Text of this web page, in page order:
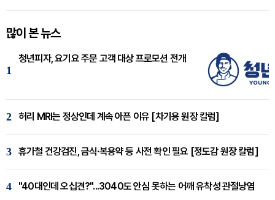
많이 본 뉴스
1
청년피자, 요기요 주문 고객 대상 프로모션 전개
2 허리 MRI는 정상인데 계속 아픈 이유 [차기용 원장 칼럼]
3 휴가철 건강검진, 금식·복용약 등 사전 확인 필요 [정도감 원장 칼럼]
4 "40대인데 오십견?"...3040도 안심 못하는 어깨 유착성 관절낭염